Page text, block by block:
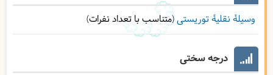
وسیلۀ نقلیۀ توریستی(متناسب با تعداد نفرات)
درجه سختی